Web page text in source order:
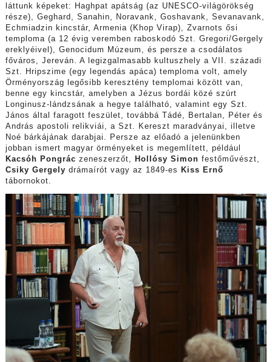
láttunk képeket: Haghpat apátság (az UNESCO-világörökség
része), Geghard, Sanahin, Noravank, Goshavank, Sevanavank,
Echmiadzin kincstár, Armenia (Khop Virap), Zvarnots ősi
temploma (a 12 évig veremben raboskodó Szt. Gregori/Gergely
ereklyéivel), Genocidum Múzeum, és persze a csodálatos
főváros, Jereván. A legizgalmasabb kultuszhely a VII. századi
Szt. Hripszime (egy legendás apáca) temploma volt, amely
Örményország legősibb keresztény templomai között van,
benne egy kincstár, amelyben a Jézus bordái közé szúrt
Longinusz-lándzsának a hegye található, valamint egy Szt.
János által faragott feszület, továbbá Tádé, Bertalan, Péter és
András apostoli relikviái, a Szt. Kereszt maradványai, illetve
Noé bárkájának darabjai. Persze az előadó a jelenünkben
jobban ismert magyar örményeket is megemlített, például
Kacsóh Pongrác zeneszerzőt, Hollósy Simon festőművészt,
Csiky Gergely drámaírót vagy az 1849-es
Kiss Ernő
tábornokot.